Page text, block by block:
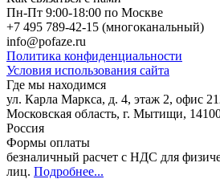
Пн-Пт 9:00-18:00 по Москве
+7 495 789-42-15 (многоканальный)
info@pofaze.ru
Политика конфиденциальности
Условия использования сайта
Где мы находимся
ул. Карла Маркса, д. 4, этаж 2, офис
Московская область, г. Мытищи,
Россия
Формы оплаты
безналичный расчет с НДС для
лиц. Подробнее...